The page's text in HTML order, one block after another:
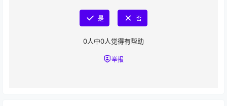
是 否
0人中0人觉得有帮助
举报